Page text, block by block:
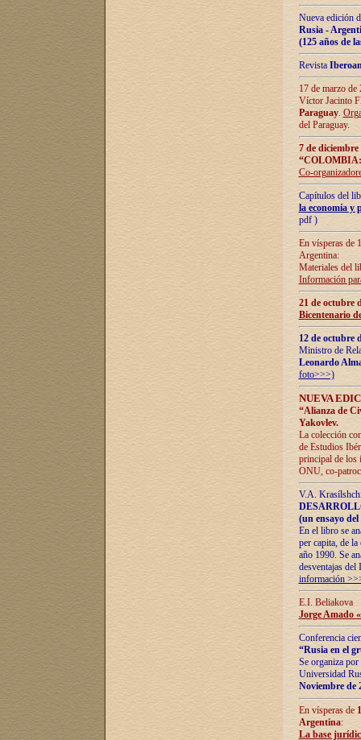
Nueva edición
Rusia -
(125 años de
Revista
17 de marzo
Víctor Jacinto
Paraguay.
del Paraguay.
7 de
Co-
Capítulos del
la economía y
pdf )
En vísperas de
Argentina:
Materiales del
Información
21 de octubre
Bicentenario
12 de octubre
Ministro de
Leonardo
foto>>>)
NUEVA
“Alianza de
Yakovlev.
La colección
de Estudios
principal de los
ONU, co-
V.A.
(un ensayo
En el libro se
per capita, de
año 1990. Se
desventajas
información
E.I. Beliakova
Jorge Amado
Conferencia
“Rusia en el
Se organiza
Universidad
Noviembre de
En vísperas de
Argentina:
La base